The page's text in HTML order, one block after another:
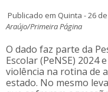
Publicado em Quinta - 26
Araújo/Primeira Página
O dado faz parte da
Escolar (PeNSE) 2024
violência na rotina de
estado. No mesmo